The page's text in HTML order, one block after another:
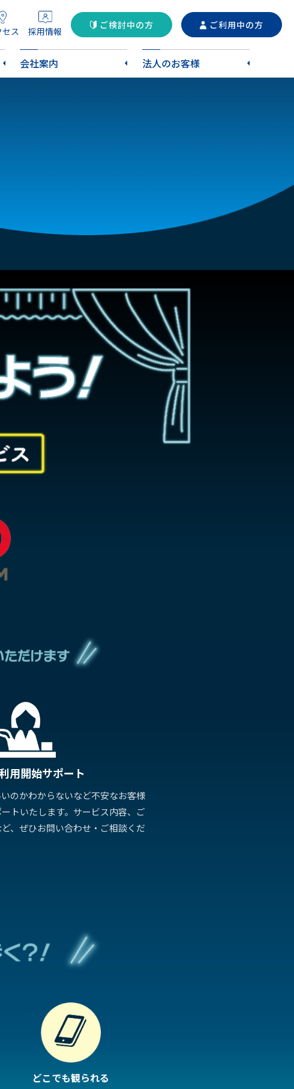
セス 採用情報
ご検討中の方 ご利用中の方
会社案内 法人のお客様
用開始サポート
のかわからないなど不安なお客様
トいたします。サービス内容、ご
、ぜひお問い合わせ・ご相談くだ
どこでも観られる